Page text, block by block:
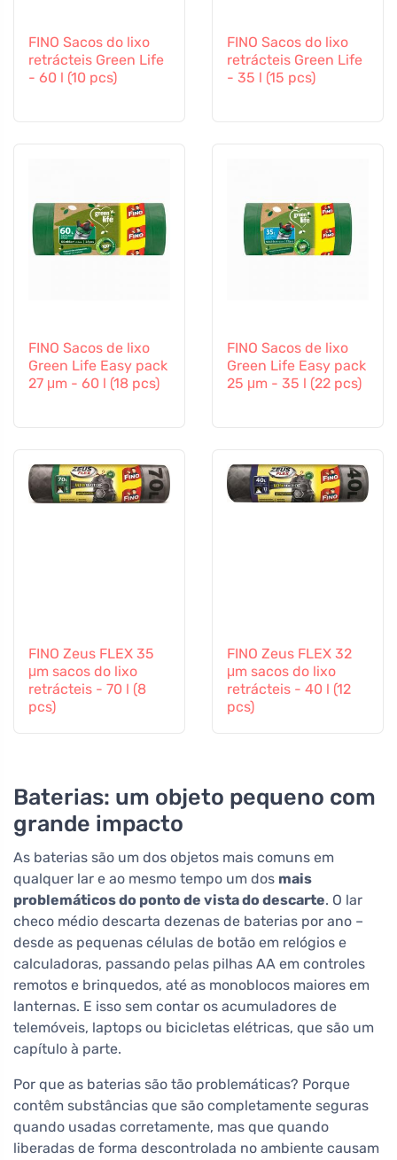
FINO Sacos do lixo
retrácteis Green Life
- 60 l (10 pcs)
FINO Sacos do lixo
retrácteis Green Life
- 35 l (15 pcs)
FINO Sacos de lixo
Green Life Easy pack
27 μm - 60 l (18 pcs)
FINO Sacos de lixo
Green Life Easy pack
25 μm - 35 l (22 pcs)
FINO Zeus FLEX 35
μm sacos do lixo
retrácteis - 70 l (8
pcs)
FINO Zeus FLEX 32
μm sacos do lixo
retrácteis - 40 l (12
pcs)
Baterias: um objeto pequeno com
grande impacto
As baterias são um dos objetos mais comuns em
qualquer lar e ao mesmo tempo um dos mais
problemáticos do ponto de vista do descarte. O lar
checo médio descarta dezenas de baterias por ano –
desde as pequenas células de botão em relógios e
calculadoras, passando pelas pilhas AA em controles
remotos e brinquedos, até as monoblocos maiores em
lanternas. E isso sem contar os acumuladores de
telemóveis, laptops ou bicicletas elétricas, que são um
capítulo à parte.
Por que as baterias são tão problemáticas? Porque
contêm substâncias que são completamente seguras
quando usadas corretamente, mas que quando
liberadas de forma descontrolada no ambiente causam